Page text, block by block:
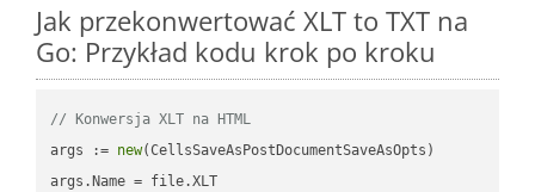
Jak przekonwertować XLT to TXT na
Go: Przykład kodu krok po kroku
// Konwersja XLT na HTML
args := new(CellsSaveAsPostDocumentSaveAsOpts)
args.Name = file.XLT